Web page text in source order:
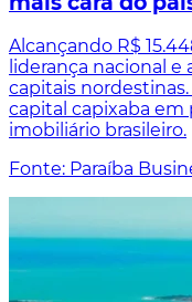
Alcançando R$
liderança nacional
capitais nordestinas.
capital capixaba em
imobiliário brasileiro.
Fonte: Paraíba